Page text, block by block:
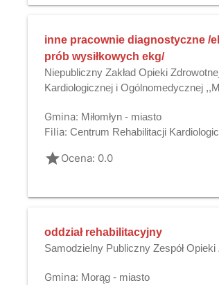
inne pracownie diagnostyczne /
prób wysiłkowych ekg/
Niepubliczny Zakład Opieki
Kardiologicznej i Ogólnomedycznej
Gmina: Miłomłyn - miasto
Filia: Centrum Rehabilitacji
gradeOcena: 0.0
oddział rehabilitacyjny
Samodzielny Publiczny Zespół Opieki
Gmina: Morąg - miasto